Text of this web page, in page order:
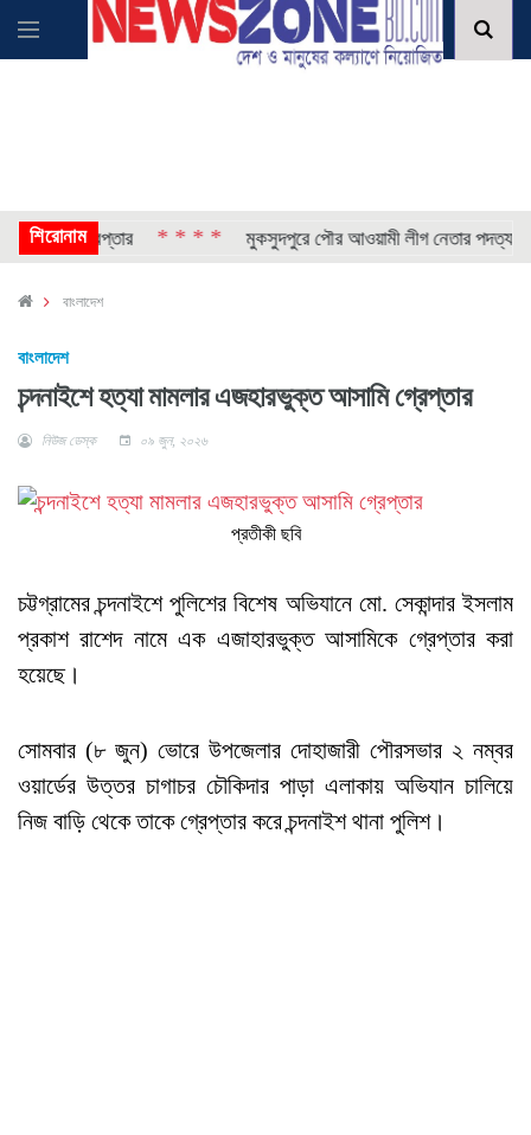
শিরোনাম
গ্রেপ্তার * * * * মুকসুদপুরে পৌর আওয়ামী লীগ নেতার পদত্যাগ *
বাংলাদেশ
বাংলাদেশ
চন্দনাইশে হত্যা মামলার এজহারভুক্ত আসামি গ্রেপ্তার
নিউজ ডেস্ক ০৯ জুন, ২০২৬
প্রতীকী ছবি
চট্টগ্রামের চন্দনাইশে পুলিশের বিশেষ অভিযানে মো. সেকান্দার ইসলাম
প্রকাশ রাশেদ নামে এক এজাহারভুক্ত আসামিকে গ্রেপ্তার করা
হয়েছে।
সোমবার (৮ জুন) ভোরে উপজেলার দোহাজারী পৌরসভার ২ নম্বর
ওয়ার্ডের উত্তর চাগাচর চৌকিদার পাড়া এলাকায় অভিযান চালিয়ে
নিজ বাড়ি থেকে তাকে গ্রেপ্তার করে চন্দনাইশ থানা পুলিশ।